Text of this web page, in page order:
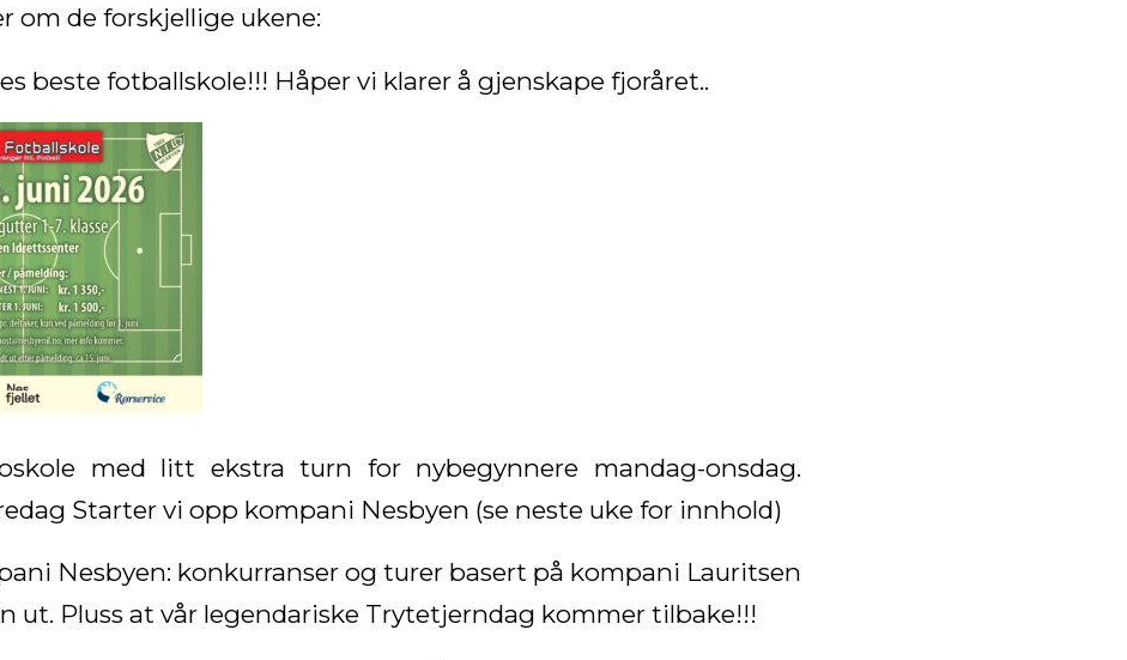
om de forskjellige ukene:
beste fotballskole!!! Håper vi klarer å gjenskape fjoråret..
med litt ekstra turn for nybegynnere mandag-onsdag.
Starter vi opp kompani Nesbyen (se neste uke for innhold)
Nesbyen: konkurranser og turer basert på kompani Lauritsen
ut. Pluss at vår legendariske Trytetjerndag kommer tilbake!!!